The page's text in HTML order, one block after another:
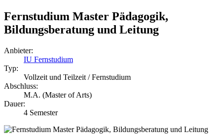
Fernstudium Master Pädagogik,
Bildungsberatung und Leitung
Anbieter:
IU Fernstudium
Typ:
Vollzeit und Teilzeit / Fernstudium
Abschluss:
M.A. (Master of Arts)
Dauer:
4 Semester